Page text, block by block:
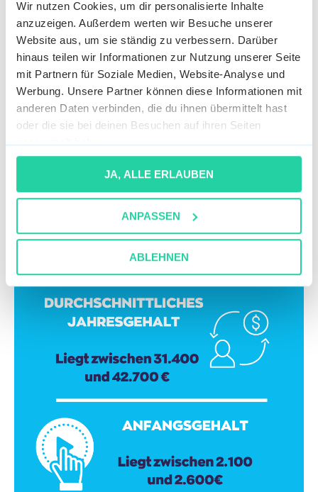
Wir nutzen Cookies, um dir personalisierte Inhalte
anzuzeigen. Außerdem werten wir Besuche unserer
Website aus, um sie ständig zu verbessern. Darüber
hinaus teilen wir Informationen zur Nutzung unserer Seite
mit Partnern für Soziale Medien, Website-Analyse und
Werbung. Unsere Partner können diese Informationen mit
anderen Daten verbinden, die du ihnen übermittelt hast
oder die sie bei deinen Besuchen auf ihren Seiten
gesammelt haben.
JA, ALLE ERLAUBEN
ANPASSEN
ABLEHNEN